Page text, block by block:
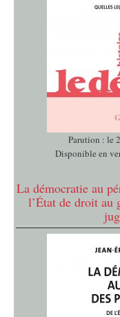
Parution : le
Disponible en
La démocratie au
l’État de droit au